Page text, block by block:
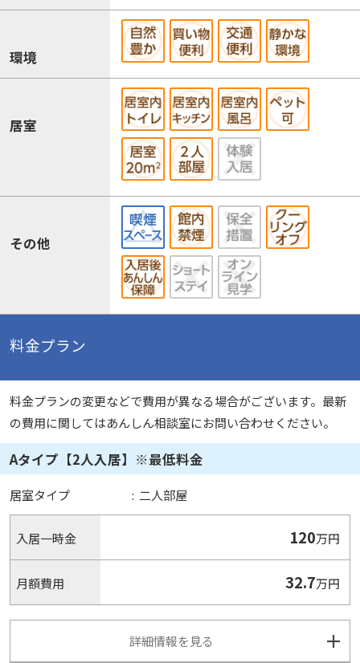
環境
居室
その他
料金プラン
料金プランの変更などで費用が異なる場合がございます。最新
の費用に関してはあんしん相談室にお問い合わせください。
Aタイプ【2人入居】※最低料金
居室タイプ : 二人部屋
入居一時金 120万円
月額費用 32.7万円
詳細情報を見る